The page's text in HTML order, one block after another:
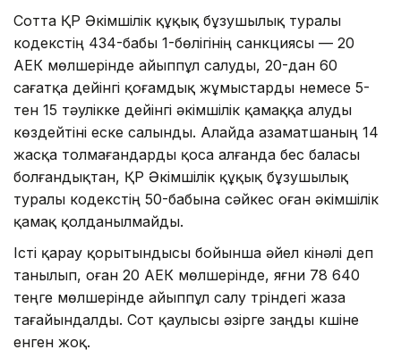
Сотта ҚР Әкімшілік құқық бұзушылық туралы
кодекстің 434-бабы 1-бөлігінің санкциясы — 20
АЕК мөлшерінде айыппұл салуды, 20-дан 60
сағатқа дейінгі қоғамдық жұмыстарды немесе 5-
тен 15 тәулікке дейінгі әкімшілік қамаққа алуды
көздейтіні еске салынды. Алайда азаматшаның 14
жасқа толмағандарды қоса алғанда бес баласы
болғандықтан, ҚР Әкімшілік құқық бұзушылық
туралы кодекстің 50-бабына сәйкес оған әкімшілік
қамақ қолданылмайды.
Істі қарау қорытындысы бойынша әйел кінәлі деп
танылып, оған 20 АЕК мөлшерінде, яғни 78 640
теңге мөлшерінде айыппұл салу түріндегі жаза
тағайындалды. Сот қаулысы әзірге заңды күшіне
енген жоқ.